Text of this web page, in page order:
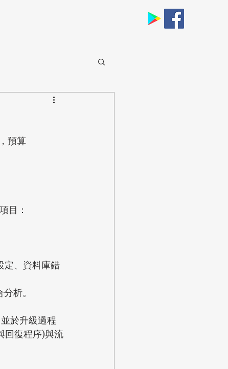
預算
目：
定、資料庫錯
析。
於升級過程
回復程序)與流